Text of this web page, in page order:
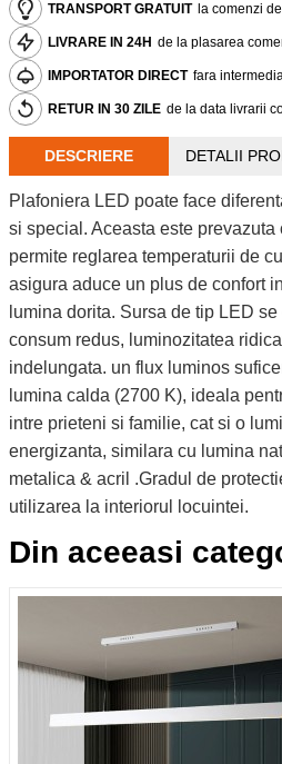
TRANSPORT GRATUIT la comenzi
LIVRARE IN 24H de la plasarea
IMPORTATOR DIRECT fara
RETUR IN 30 ZILE de la data livrarii
DESCRIERE DETALII
Plafoniera LED poate face
si special. Aceasta este
permite reglarea temperaturii de
asigura aduce un plus de confort
lumina dorita. Sursa de tip LED
consum redus, luminozitatea
indelungata. un flux luminos
lumina calda (2700 K), ideala
intre prieteni si familie, cat si o
energizanta, similara cu lumina
metalica & acril .Gradul de
utilizarea la interiorul locuintei.
Din aceeasi